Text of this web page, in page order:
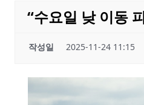
“수요일 낮 이동
작성일 2025-11-24 11:15